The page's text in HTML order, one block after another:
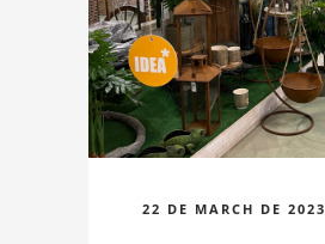
22 DE MARCH DE 2023